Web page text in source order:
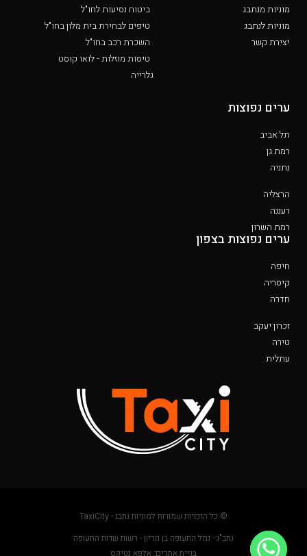
מוניות מנתבג
מוניות לנתבג
יצירת קשר
ביטוח נסיעות לחו"ל
טיפים לבחירת בית מלון בחו"ל
השכרת רכב בחו"ל
טיסות מוזלות - לואו קוסט
גלרייה
ערים נפוצות
תל אביב
רמת גן
נתניה
הרצליה
רעננה
רמת השרון
ערים נפוצות בצפון
חיפה
קיסריה
חדרה
זכרון יעקב
טירה
עתלית
© כל הזכויות שמורות למוניות נתבג - TaxiCity
נתב"ג - נמל התעופה בן גוריון - רשות שדות התעופה
בניית אתרים: אלפא נטיקס